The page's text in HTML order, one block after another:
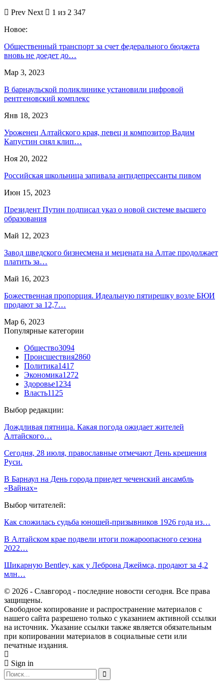
Prev Next
1 из 2 347
Новое:
Общественный транспорт за счет федерального бюджета
вновь не доедет до…
Мар 3, 2023
В барнаульской поликлинике установили цифровой
рентгеновский комплекс
Янв 18, 2023
Уроженец Алтайского края, певец и композитор Вадим
Капустин снял клип…
Ноя 20, 2022
Российская школьница запивала антидепрессанты пивом
Июн 15, 2023
Президент Путин подписал указ о новой системе высшего
образования
Май 12, 2023
Завод шведского бизнесмена и мецената на Алтае продолжает
платить за…
Май 16, 2023
Божественная пропорция. Идеальную пятирешку возле БЮИ
продают за 12,7…
Мар 6, 2023
Популярные категории
Общество3094
Происшествия2860
Политика1417
Экономика1272
Здоровье1234
Власть1125
Выбор редакции:
Дождливая пятница. Какая погода ожидает жителей
Алтайского…
Сегодня, 28 июля, православные отмечают День крещения
Руси.
В Барнаул на День города приедет чеченский ансамбль
«Вайнах»
Выбор читателей:
Как сложилась судьба юношей-призывников 1926 года из…
В Алтайском крае подвели итоги пожароопасного сезона
2022…
Шикарную Bentley, как у Леброна Джеймса, продают за 4,2
млн…
© 2026 - Славгород - последние новости сегодня. Все права
защищены.
Свободное копирование и распространение материалов с
нашего сайта разрешено только с указанием активной ссылки
на источник. Указание ссылки также является обязательным
при копировании материалов в социальные сети или
печатные издания.
Sign in